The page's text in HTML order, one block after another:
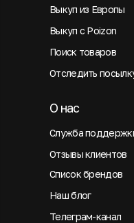
Выкуп из Европы
Выкуп с Poizon
Поиск товаров
Отследить
Служба
О нас
Отзывы клиентов
Список брендов
Наш блог
Телеграм-канал